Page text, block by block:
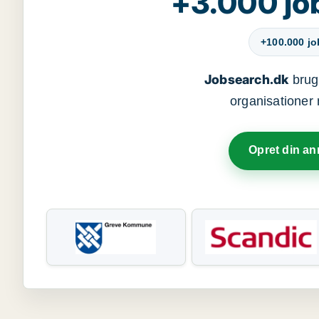
+100.000
Jobsearch.dk
organisationer
Opret din